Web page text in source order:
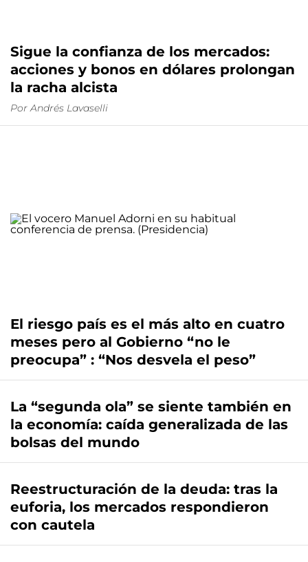
Sigue la confianza de los mercados:
acciones y bonos en dólares prolongan
la racha alcista
Por Andrés Lavaselli
El riesgo país es el más alto en cuatro
meses pero al Gobierno “no le
preocupa” : “Nos desvela el peso”
La “segunda ola” se siente también en
la economía: caída generalizada de las
bolsas del mundo
Reestructuración de la deuda: tras la
euforia, los mercados respondieron
con cautela